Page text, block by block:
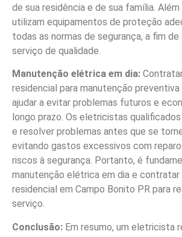
de sua residência e de sua família.
utilizam equipamentos de proteção
todas as normas de segurança, a fim
serviço de qualidade.
Manutenção elétrica em dia:
residencial para manutenção
ajudar a evitar problemas futuros e
longo prazo. Os eletricistas
e resolver problemas antes que se
evitando gastos excessivos com
riscos à segurança. Portanto, é
manutenção elétrica em dia e
residencial em Campo Bonito PR para
serviço.
Conclusão: Em resumo, um eletricista